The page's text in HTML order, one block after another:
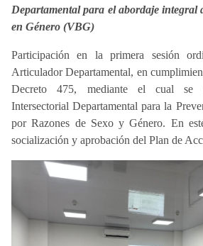
Departamental para el abordaje integral
en Género (VBG)
Participación en la primera sesión
Articulador Departamental, en
Decreto 475, mediante el cual se
Intersectorial Departamental para la
por Razones de Sexo y Género. En
socialización y aprobación del Plan de